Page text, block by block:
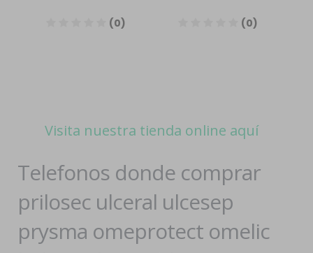
Visita nuestra tienda online aquí
Telefonos donde comprar
prilosec ulceral ulcesep
prysma omeprotect omelic